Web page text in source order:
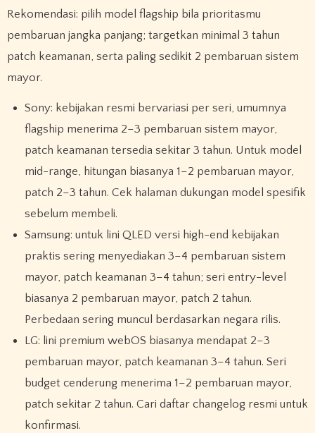
Rekomendasi: pilih model flagship bila prioritasmu
pembaruan jangka panjang; targetkan minimal 3 tahun
patch keamanan, serta paling sedikit 2 pembaruan sistem
mayor.
Sony: kebijakan resmi bervariasi per seri, umumnya
flagship menerima 2–3 pembaruan sistem mayor,
patch keamanan tersedia sekitar 3 tahun. Untuk model
mid-range, hitungan biasanya 1–2 pembaruan mayor,
patch 2–3 tahun. Cek halaman dukungan model spesifik
sebelum membeli.
Samsung: untuk lini QLED versi high-end kebijakan
praktis sering menyediakan 3–4 pembaruan sistem
mayor, patch keamanan 3–4 tahun; seri entry-level
biasanya 2 pembaruan mayor, patch 2 tahun.
Perbedaan sering muncul berdasarkan negara rilis.
LG: lini premium webOS biasanya mendapat 2–3
pembaruan mayor, patch keamanan 3–4 tahun. Seri
budget cenderung menerima 1–2 pembaruan mayor,
patch sekitar 2 tahun. Cari daftar changelog resmi untuk
konfirmasi.